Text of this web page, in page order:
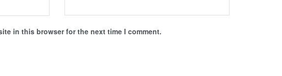
in this browser for the next time I comment.